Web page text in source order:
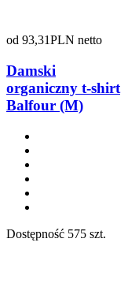
od 93,31PLN netto
Damski
organiczny t-shirt
Balfour (M)
Dostępność 575 szt.